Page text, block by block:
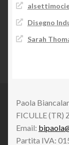
Disegno
Sarah
Paola
FICULLE (TR)
Email:
Partita IVA: